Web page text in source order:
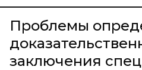
Проблемы
заключения